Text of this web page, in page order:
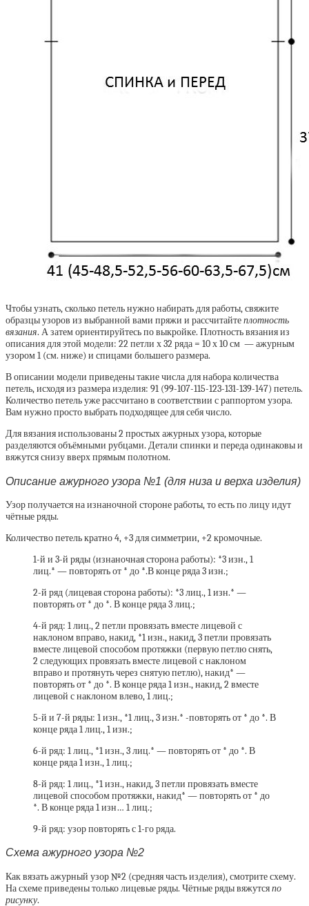
Чтобы узнать, сколько петель нужно набирать для работы, свяжите
образцы узоров из выбранной вами пряжи и рассчитайтеплотность
вязания. А затем ориентируйтесь по выкройке. Плотность вязания из
описания для этой модели: 22 петли х 32 ряда = 10 х 10 см — ажурным
узором 1 (см. ниже) и спицами большего размера.
В описании модели приведены такие числа для набора количества
петель, исходя из размера изделия: 91 (99-107-115-123-131-139-147) петель.
Количество петель уже рассчитано в соответствии с раппортом узора.
Вам нужно просто выбрать подходящее для себя число.
Для вязания использованы 2 простых ажурных узора, которые
разделяются объёмными рубцами. Детали спинки и переда одинаковы и
вяжутся снизу вверх прямым полотном.
Описание ажурного узора №1 (для низа и верха изделия)
Узор получается на изнаночной стороне работы, то есть по лицу идут
чётные ряды.
Количество петель кратно 4, +3 для симметрии, +2 кромочные.
1-й и 3-й ряды (изнаночная сторона работы): *3 изн., 1
лиц.* — повторять от * до *.В конце ряда 3 изн.;
2-й ряд (лицевая сторона работы): *3 лиц., 1 изн.* —
повторять от * до *. В конце ряда 3 лиц.;
4-й ряд: 1 лиц., 2 петли провязать вместе лицевой с
наклоном вправо, накид, *1 изн., накид, 3 петли провязать
вместе лицевой способом протяжки (первую петлю снять,
2 следующих провязать вместе лицевой с наклоном
вправо и протянуть через снятую петлю), накид* —
повторять от * до *. В конце ряда 1 изн., накид, 2 вместе
лицевой с наклоном влево, 1 лиц.;
5-й и 7-й ряды: 1 изн., *1 лиц., 3 изн.* -повторять от * до *. В
конце ряда 1 лиц., 1 изн.;
6-й ряд: 1 лиц., *1 изн., 3 лиц.* — повторять от * до *. В
конце ряда 1 изн., 1 лиц.;
8-й ряд: 1 лиц., *1 изн., накид, 3 петли провязать вместе
лицевой способом протяжки, накид* — повторять от * до
*. В конце ряда 1 изн… 1 лиц.;
9-й ряд: узор повторять с 1-го ряда.
Схема ажурного узора №2
Как вязать ажурный узор №2 (средняя часть изделия), смотрите схему.
На схеме приведены только лицевые ряды. Чётные ряды вяжутсяпо
рисунку.